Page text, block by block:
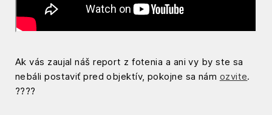
Ak vás zaujal náš report z fotenia a ani vy by ste sa
nebáli postaviť pred objektív, pokojne sa nám ozvite.
????